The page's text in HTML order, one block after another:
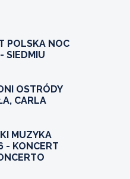
POLSKA NOC
SIEDMIU
OSTRÓDY
CARLA
MUZYKA
- KONCERT